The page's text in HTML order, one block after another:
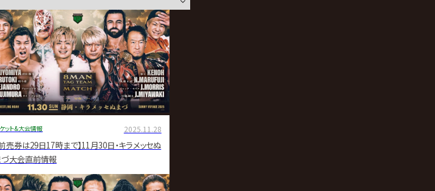
ット&大会情報 2025.11.28
前売券は29日17時まで】11月30日・キラメッセぬ
づ大会直前情報